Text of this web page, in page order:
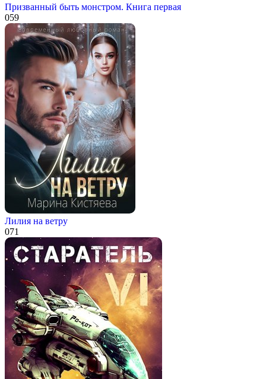
Призванный быть монстром. Книга первая
059
Лилия на ветру
071